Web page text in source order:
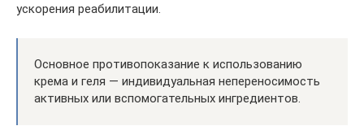
ускорения реабилитации.
Основное противопоказание к использованию
крема и геля — индивидуальная непереносимость
активных или вспомогательных ингредиентов.